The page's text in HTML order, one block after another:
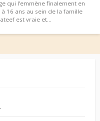
qui l’emmène finalement en
16 ans au sein de la famille
est vraie et...